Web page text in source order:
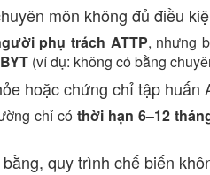
môn không đủ điều
phụ trách ATTP, nhưng
(ví dụ: không có bằng
hoặc chứng chỉ tập huấn
chỉ cóthời hạn 6–12
quy trình chế biến